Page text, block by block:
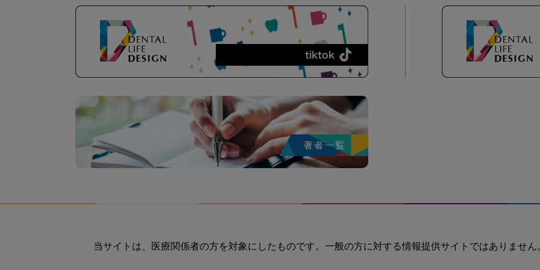
当サイトは、医療関係者の方を対象にしたものです。一般の方に対する情報提供サイトではありません